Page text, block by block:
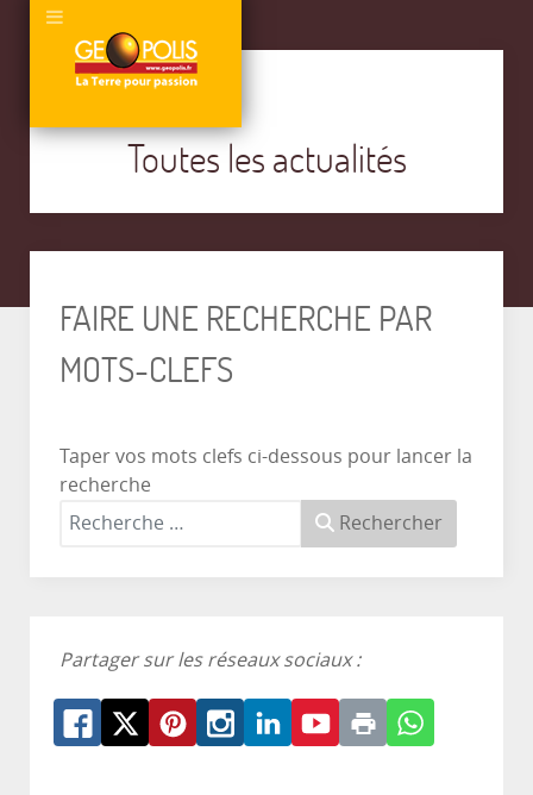
Toutes les actualités
FAIRE UNE RECHERCHE PAR
MOTS-CLEFS
Taper vos mots clefs ci-dessous pour lancer la
recherche
Rechercher
Partager sur les réseaux sociaux :